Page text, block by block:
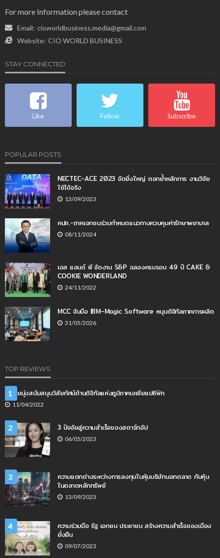
For more Information please contact
Email: cioworldbusiness.media@gmail.com
Website: CIO WORLD BUSINESS
STAY CONNECTED
Like Follow Subscribe
POPULAR POSTS
NECTEC-ACE 2023 จัดยิ่งใหญ่ ตอกย้ำหลักการ งานวิจัย
ใช้ได้จริง
13/09/2023
คปภ.-ภาคเอกชนร่วมกำหนดแนวทางควบคุมค่ารักษาพยาบาล
08/11/2024
เอส แอนด์ พี จัดงาน S&P ฉลองครบรอบ 49 ปี CAKE &
COOKIE WONDERLAND
24/11/2022
MCC จับมือ IBM–Magic Software หนุนดิจิทัลภาคการผลิต
31/05/2026
TOP REVIEWS
1
หัวเว่ยมุ่งสนับสนุนวิสัยทัศน์ด้านดิจิทัลแห่งภูมิภาคเอเชียแปซิฟิก
11/04/2022
2 3 ปัจจัยสู่ความสำเร็จของสตาร์ทอัป
06/05/2023
3
ความแตกต่างระหว่างการลงทุนในหุ้นบริษัทนอกตลาด กับหุ้น
ในตลาดหลักทรัพย์
13/09/2023
4
ความร่วมมือ รัฐ เอกชน ประชาชน สร้างความสำเร็จของเมือง
ยั่งยืน
09/07/2023